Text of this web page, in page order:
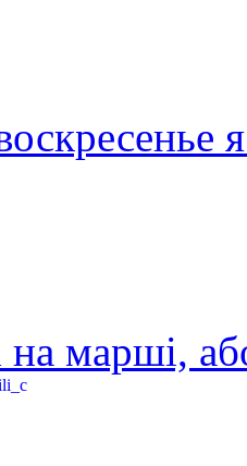
на марші,